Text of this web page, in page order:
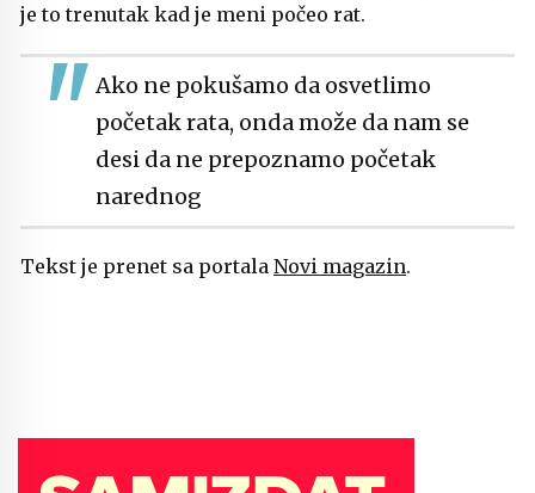
je to trenutak kad je meni počeo rat.
Ako ne pokušamo da osvetlimo
početak rata, onda može da nam se
desi da ne prepoznamo početak
narednog
Tekst je prenet sa portala Novi magazin.